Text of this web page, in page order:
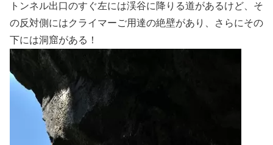
トンネル出口のすぐ左には渓谷に降りる道があるけど、そ
の反対側にはクライマーご用達の絶壁があり、さらにその
下には洞窟がある！